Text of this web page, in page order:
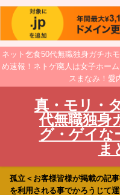
ネット乞食50代無職独身ガチホ
め速報！ネトゲ廃人は女子ホー
スまなみ！愛
真・モリ・
代無職独身
グ・ゲイな
ま
孤立＜お客様皆様が掲載の記
を利用される事でかろうじて